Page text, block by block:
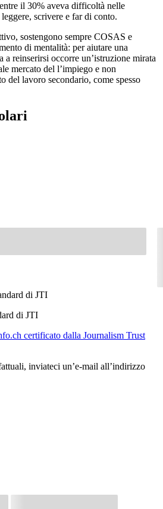
il 30% aveva difficoltà nelle
scrivere e far di conto.
sostengono sempre COSAS e
di mentalità: per aiutare una
a reinserirsi occorre un’istruzione mirata
mercato del l’impiego e non
del lavoro secondario, come spesso
di JTI
certificato dalla Journalism Trust
inviateci un’e-mail all’indirizzo